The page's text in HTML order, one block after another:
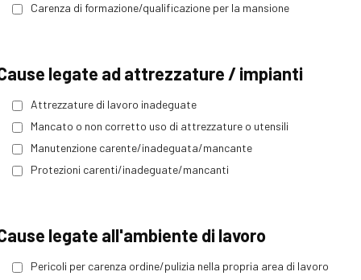
Carenza di formazione/qualificazione per la mansione
legate ad attrezzature / impianti
Attrezzature di lavoro inadeguate
Mancato o non corretto uso di attrezzature o utensili
Manutenzione carente/inadeguata/mancante
Protezioni carenti/inadeguate/mancanti
legate all'ambiente di lavoro
Pericoli per carenza ordine/pulizia nella propria area di lavoro